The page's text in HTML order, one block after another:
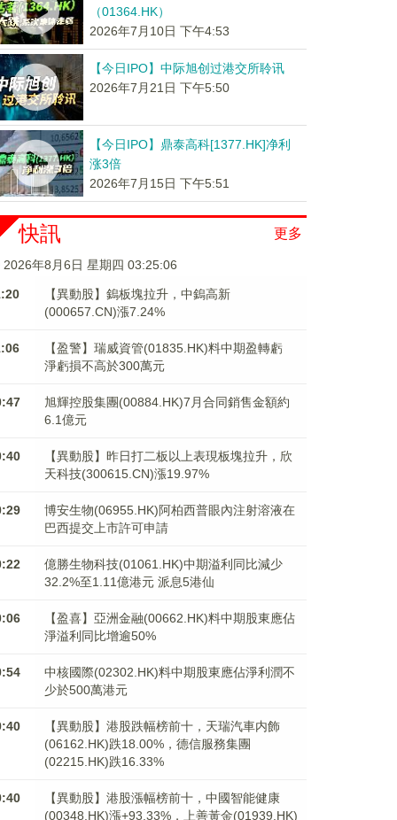
（01364.HK）
2026年7月10日 下午4:53
【今日IPO】中际旭创过港交所聆讯
2026年7月21日 下午5:50
【今日IPO】鼎泰高科[1377.HK]净利
涨3倍
2026年7月15日 下午5:51
更多
快訊
2026年8月6日 星期四 03:25:06
【異動股】鎢板塊拉升，中鎢高新
(000657.CN)漲7.24%
【盈警】瑞威資管(01835.HK)料中期盈轉虧
淨虧損不高於300萬元
旭輝控股集團(00884.HK)7月合同銷售金額約
6.1億元
【異動股】昨日打二板以上表現板塊拉升，欣
天科技(300615.CN)漲19.97%
博安生物(06955.HK)阿柏西普眼內注射溶液在
巴西提交上市許可申請
億勝生物科技(01061.HK)中期溢利同比減少
32.2%至1.11億港元 派息5港仙
【盈喜】亞洲金融(00662.HK)料中期股東應佔
淨溢利同比增逾50%
中核國際(02302.HK)料中期股東應佔淨利潤不
少於500萬港元
【異動股】港股跌幅榜前十，天瑞汽車内飾
(06162.HK)跌18.00%，德信服務集團
(02215.HK)跌16.33%
【異動股】港股漲幅榜前十，中國智能健康
(00348.HK)漲+93.33%，上善黃金(01939.HK)